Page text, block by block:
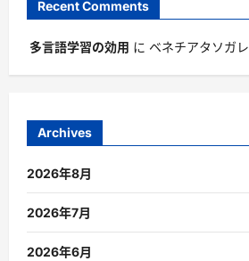
Recent Comments
多言語学習の効用 に ベネチアタソガレ
Archives
2026年8月
2026年7月
2026年6月